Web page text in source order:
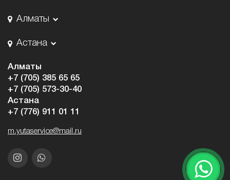
Алматы
Астана
Алматы
+7 (705) 385 65 65
+7 (705) 573-30-40
Астана
+7 (776) 911 01 11
m.yutaservice@mail.ru